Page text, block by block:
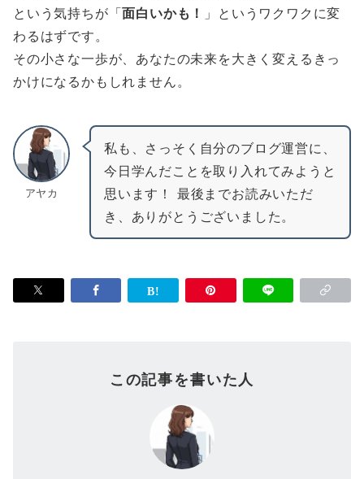
という気持ちが「面白いかも！
」というワクワクに変
わるはずです。
その小さな一歩が、あなたの未来を大きく変えるきっ
かけになるかもしれません。
アヤカ
私も、さっそく自分のブログ運営に、
今日学んだことを取り入れてみようと
思います！ 最後までお読みいただ
き、ありがとうございました。
この記事を書いた人